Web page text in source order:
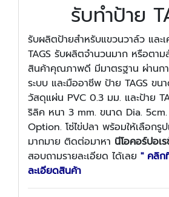
รับทำป้าย
รับผลิตป้ายสำหรับแขวนวาล์ว และ
TAGS รับผลิตจำนวนมาก หรือตา
สินค้าคุณภาพดี มีมาตรฐาน ผ่านก
ระบบ และมืออาชีพ ป้าย TAGS ข
วัสดุแผ่น PVC 0.3 มม. และป้าย
ริลิค หนา 3 mm. ขนาด Dia.
Option. โซ่ไข่ปลา พร้อมให้เลือก
มากมาย ติดต่อมาหา นีโอคอร์ปอเ
สอบถามรายละเอียด ได้เลย " คลิก
ละเอียดสินค้า